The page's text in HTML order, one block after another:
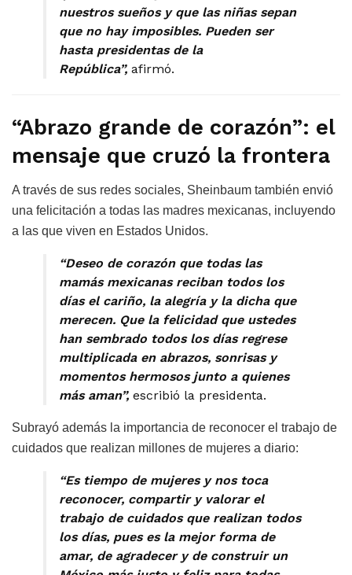
nuestros sueños y que las niñas sepan
que no hay imposibles. Pueden ser
hasta presidentas de la
República”, afirmó.
“Abrazo grande de corazón”: el
mensaje que cruzó la frontera
A través de sus redes sociales, Sheinbaum también envió
una felicitación a todas las madres mexicanas, incluyendo
a las que viven en Estados Unidos.
“Deseo de corazón que todas las
mamás mexicanas reciban todos los
días el cariño, la alegría y la dicha que
merecen. Que la felicidad que ustedes
han sembrado todos los días regrese
multiplicada en abrazos, sonrisas y
momentos hermosos junto a quienes
más aman”, escribió la presidenta.
Subrayó además la importancia de reconocer el trabajo de
cuidados que realizan millones de mujeres a diario:
“Es tiempo de mujeres y nos toca
reconocer, compartir y valorar el
trabajo de cuidados que realizan todos
los días, pues es la mejor forma de
amar, de agradecer y de construir un